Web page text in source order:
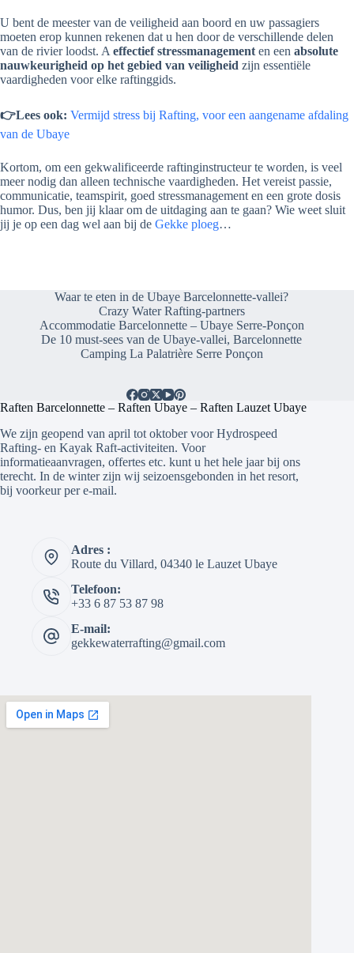
U bent de meester van de veiligheid aan boord en uw passagiers
moeten erop kunnen rekenen dat u hen door de verschillende delen
van de rivier loodst. A effectief stressmanagement en een absolute
nauwkeurigheid op het gebied van veiligheid zijn essentiële
vaardigheden voor elke raftinggids.
👉Lees ook: Vermijd stress bij Rafting, voor een aangename afdaling
van de Ubaye
Kortom, om een gekwalificeerde raftinginstructeur te worden, is veel
meer nodig dan alleen technische vaardigheden. Het vereist passie,
communicatie, teamspirit, goed stressmanagement en een grote dosis
humor. Dus, ben jij klaar om de uitdaging aan te gaan? Wie weet sluit
jij je op een dag wel aan bij de Gekke ploeg…
Waar te eten in de Ubaye Barcelonnette-vallei?
Crazy Water Rafting-partners
Accommodatie Barcelonnette – Ubaye Serre-Ponçon
De 10 must-sees van de Ubaye-vallei, Barcelonnette
Camping La Palatrière Serre Ponçon
Raften Barcelonnette – Raften Ubaye – Raften Lauzet Ubaye
We zijn geopend van april tot oktober voor Hydrospeed
Rafting- en Kayak Raft-activiteiten. Voor
informatieaanvragen, offertes etc. kunt u het hele jaar bij ons
terecht. In de winter zijn wij seizoensgebonden in het resort,
bij voorkeur per e-mail.
Adres :
Route du Villard, 04340 le Lauzet Ubaye
Telefoon:
+33 6 87 53 87 98
E-mail:
gekkewaterrafting@gmail.com